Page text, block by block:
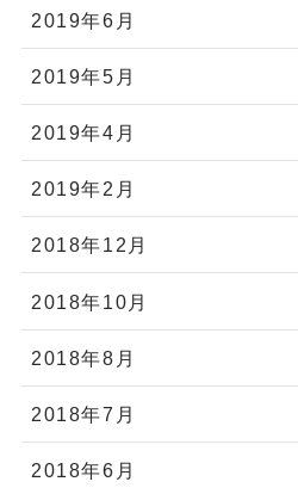
2019年6月
2019年5月
2019年4月
2019年2月
2018年12月
2018年10月
2018年8月
2018年7月
2018年6月